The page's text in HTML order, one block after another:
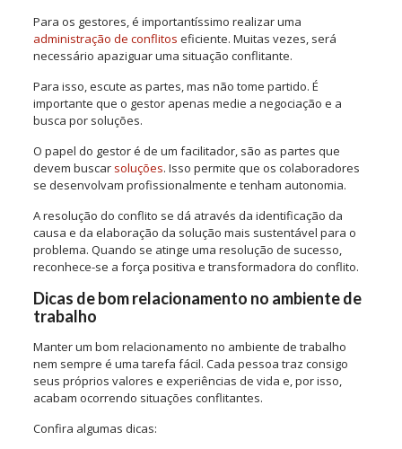
Para os gestores, é importantíssimo realizar uma
administração de conflitos eficiente. Muitas vezes, será
necessário apaziguar uma situação conflitante.
Para isso, escute as partes, mas não tome partido. É
importante que o gestor apenas medie a negociação e a
busca por soluções.
O papel do gestor é de um facilitador, são as partes que
devem buscar soluções. Isso permite que os colaboradores
se desenvolvam profissionalmente e tenham autonomia.
A resolução do conflito se dá através da identificação da
causa e da elaboração da solução mais sustentável para o
problema. Quando se atinge uma resolução de sucesso,
reconhece-se a força positiva e transformadora do conflito.
Dicas de bom relacionamento no ambiente de
trabalho
Manter um bom relacionamento no ambiente de trabalho
nem sempre é uma tarefa fácil. Cada pessoa traz consigo
seus próprios valores e experiências de vida e, por isso,
acabam ocorrendo situações conflitantes.
Confira algumas dicas: